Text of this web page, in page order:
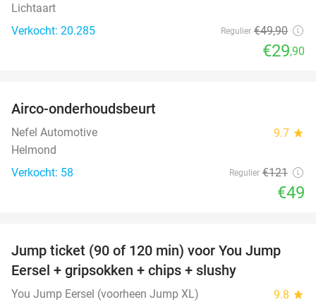
Lichtaart
Verkocht: 20.285
Regulier €49,90
€29,90
Airco-onderhoudsbeurt
Nefel Automotive 9.7 star
Helmond
Verkocht: 58
Regulier €121
€49
61%
Jump ticket (90 of 120 min) voor You Jump
Eersel + gripsokken + chips + slushy
You Jump Eersel (voorheen Jump XL) 9.8 star